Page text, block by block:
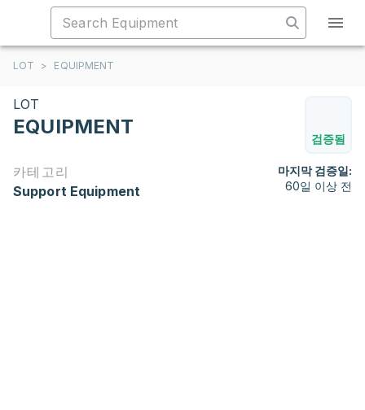
LOT > EQUIPMENT
LOT
EQUIPMENT
검증됨
카테고리
Support Equipment
마지막 검증일:
60일 이상 전